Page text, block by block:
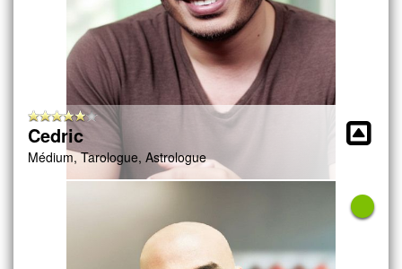
Cedric
Médium, Tarologue, Astrologue